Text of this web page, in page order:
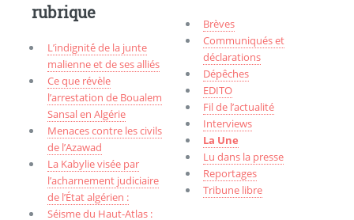
rubrique
L’indignité́ de la junte
malienne et de ses alliés
Ce que révèle
l’arrestation de Boualem
Sansal en Algérie
Menaces contre les civils
de l’Azawad
La Kabylie visée par
l’acharnement judiciaire
de l’État algérien :
Séisme du Haut-Atlas :
Brèves
Communiqués et
déclarations
Dépêches
EDITO
Fil de l’actualité
Interviews
La Une
Lu dans la presse
Reportages
Tribune libre